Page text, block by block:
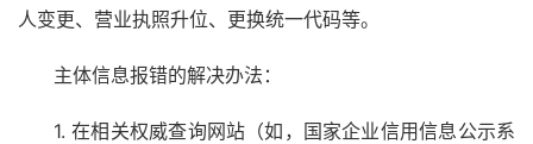
人变更、营业执照升位、更换统一代码等。
主体信息报错的解决办法：
1. 在相关权威查询网站（如，国家企业信用信息公示系